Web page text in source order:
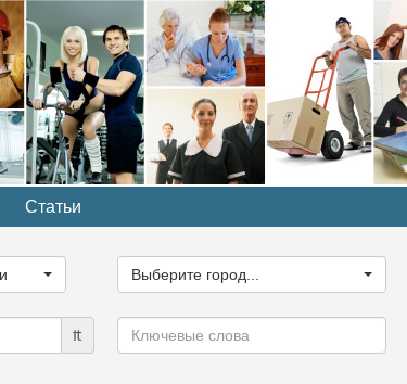
Статьи
город...
Выберите город...
₶
Ключевые
слова